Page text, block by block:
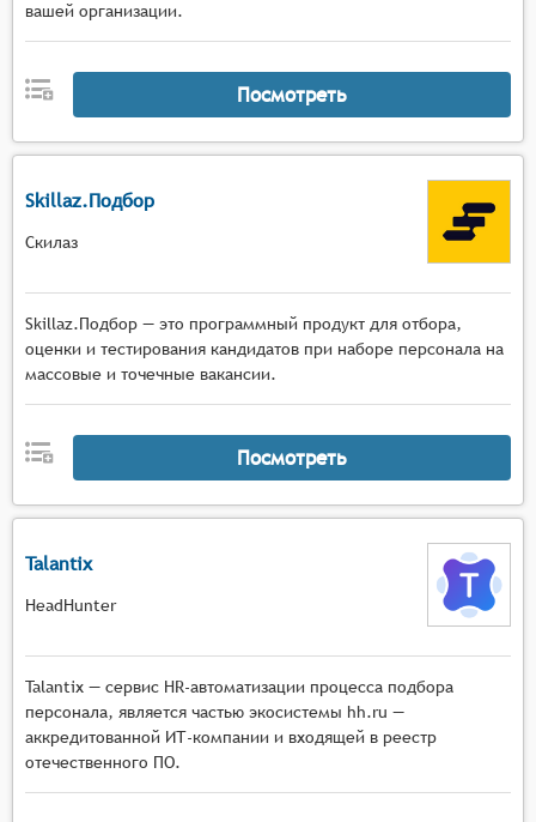
вашей организации.
Посмотреть
Skillaz.Подбор
Скилаз
Skillaz.Подбор — это программный продукт для отбора,
оценки и тестирования кандидатов при наборе персонала на
массовые и точечные вакансии.
Посмотреть
Talantix
HeadHunter
Talantiх — сервис HR-автоматизации процесса подбора
персонала, является частью экосистемы hh.ru —
аккредитованной ИТ-компании и входящей в реестр
отечественного ПО.